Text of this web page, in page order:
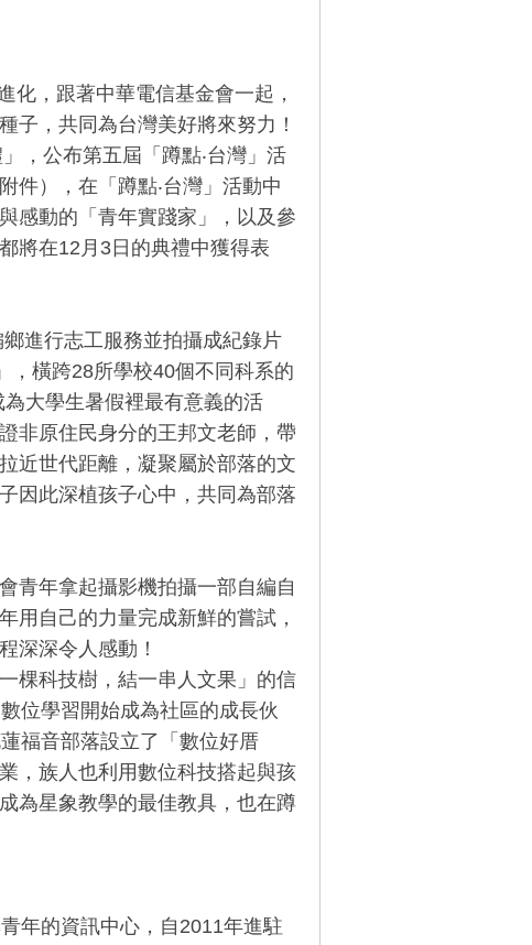
化，跟著中華電信基金會一起，
子，共同為台灣美好將來努力！
，公布第五屆「蹲點‧台灣」活
件），在「蹲點‧台灣」活動中
感動的「青年實踐家」，以及參
將在12月3日的典禮中獲得表
進行志工服務並拍攝成紀錄片
，橫跨28所學校40個不同科系的
大學生暑假裡最有意義的活
非原住民身分的王邦文老師，帶
近世代距離，凝聚屬於部落的文
因此深植孩子心中，共同為部落
青年拿起攝影機拍攝一部自編自
用自己的力量完成新鮮的嘗試，
深深令人感動！
棵科技樹，結一串人文果」的信
位學習開始成為社區的成長伙
福音部落設立了「數位好厝
，族人也利用數位科技搭起與孩
為星象教學的最佳教具，也在蹲
年的資訊中心，自2011年進駐